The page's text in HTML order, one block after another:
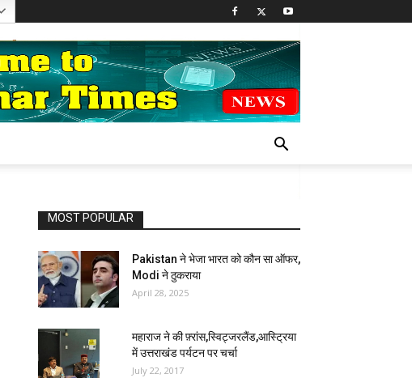
MOST POPULAR
Pakistan ने भेजा भारत को कौन सा ऑफर,
Modi ने ठुकराया
April 28, 2025
महाराज ने की फ़्रांस,स्विट्जरलैंड,आस्ट्रिया
में उत्तराखंड पर्यटन पर चर्चा
July 22, 2017